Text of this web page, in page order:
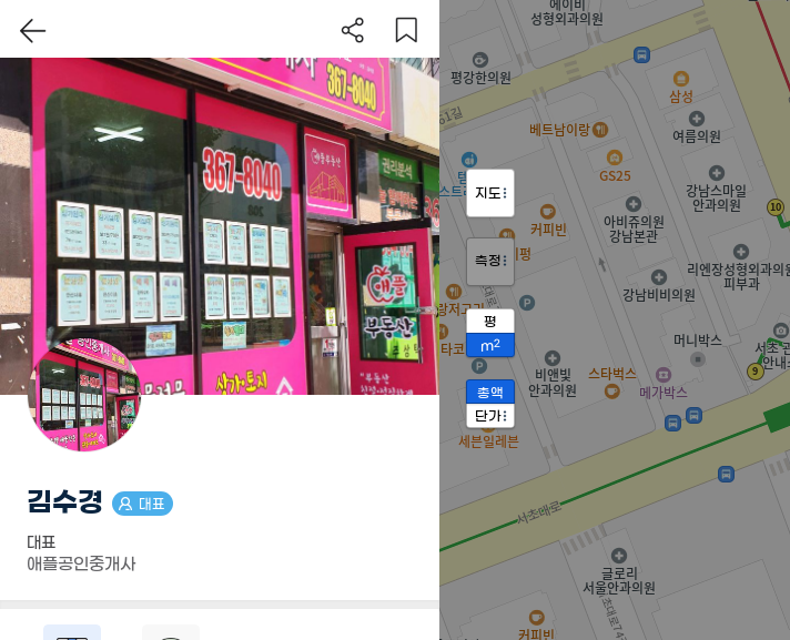
지도
측정
평
m2
총액
단가
김수경 대표
대표
애플공인중개사